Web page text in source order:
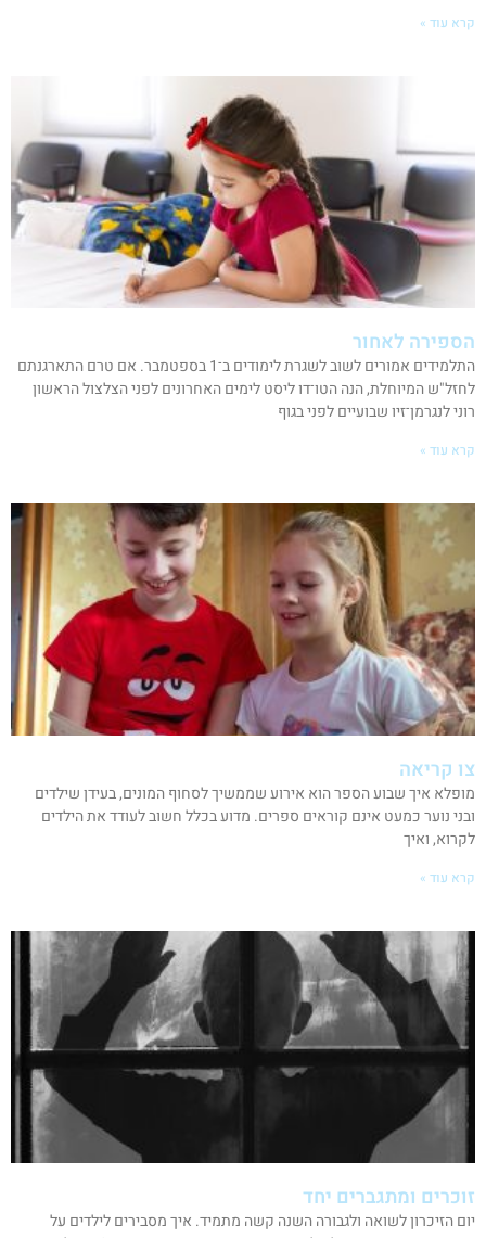
קרא עוד »
הספירה לאחור
התלמידים אמורים לשוב לשגרת לימודים ב־1 בספטמבר. אם טרם התארגנתם
לחזל"ש המיוחלת, הנה הטו־דו ליסט לימים האחרונים לפני הצלצול הראשון
רוני לנגרמן־זיו שבועיים לפני בגוף
קרא עוד »
צו קריאה
מופלא איך שבוע הספר הוא אירוע שממשיך לסחוף המונים, בעידן שילדים
ובני נוער כמעט אינם קוראים ספרים. מדוע בכלל חשוב לעודד את הילדים
לקרוא, ואיך
קרא עוד »
זוכרים ומתגברים יחד
יום הזיכרון לשואה ולגבורה השנה קשה מתמיד. איך מסבירים לילדים על